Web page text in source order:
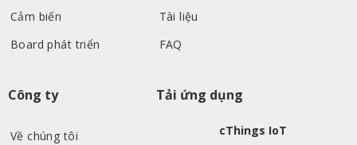
Cảm biến
Board phát triển
Tài liệu
FAQ
Công ty
Về chúng tôi
Tải ứng dụng
cThings IoT